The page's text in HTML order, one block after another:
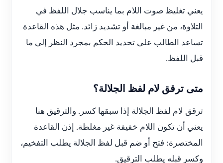
يعني تغليظ صوت اللام بما يناسب جلال اللفظ في
التلاوة، من غير مبالغة أو تشديد زائد. مثل هذه القاعدة
تساعد الطالب على تحديد الحكم بمجرد النظر إلى ما
قبل اللفظ.
متى ترقق لام لفظ الجلالة؟
ترقق لام لفظ الجلالة إذا سبقها كسر. والترقيق هنا
يعني أن تكون اللام خفيفة غير مغلظة. إذن القاعدة
المختصرة: فتح أو ضم قبل لفظ الجلالة يطلب التفخيم،
وكسر قبله يطلب الترقيق.